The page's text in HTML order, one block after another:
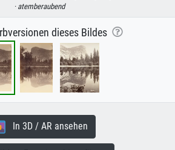
· atemberaubend
dieses Bildes
In 3D / AR ansehen